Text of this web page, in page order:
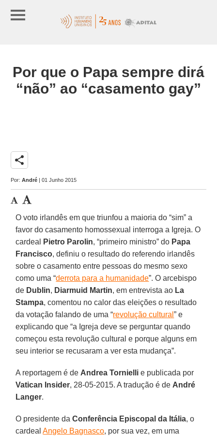
Por que o Papa sempre dirá
“não” ao “casamento gay”
share
Por:André | 01 Junho 2015
O voto irlandês em que triunfou a maioria do “sim” a
favor do casamento homossexual interroga a Igreja. O
cardeal
Pietro Parolin, “primeiro ministro” do Papa
Francisco, definiu o resultado do referendo irlandês
sobre o casamento entre pessoas do mesmo sexo
como uma “derrota para a humanidade”. O arcebispo
de Dublin, Diarmuid Martin, em entrevista ao La
Stampa, comentou no calor das eleições o resultado
da votação falando de uma “revolução cultural” e
explicando que “a Igreja deve se perguntar quando
começou esta revolução cultural e porque alguns em
seu interior se recusaram a ver esta mudança”.
A reportagem é de Andrea Tornielli e publicada por
Vatican Insider, 28-05-2015. A tradução é de André
Langer.
O presidente daConferência Episcopal da Itália, o
cardealAngelo Bagnasco, por sua vez, em uma